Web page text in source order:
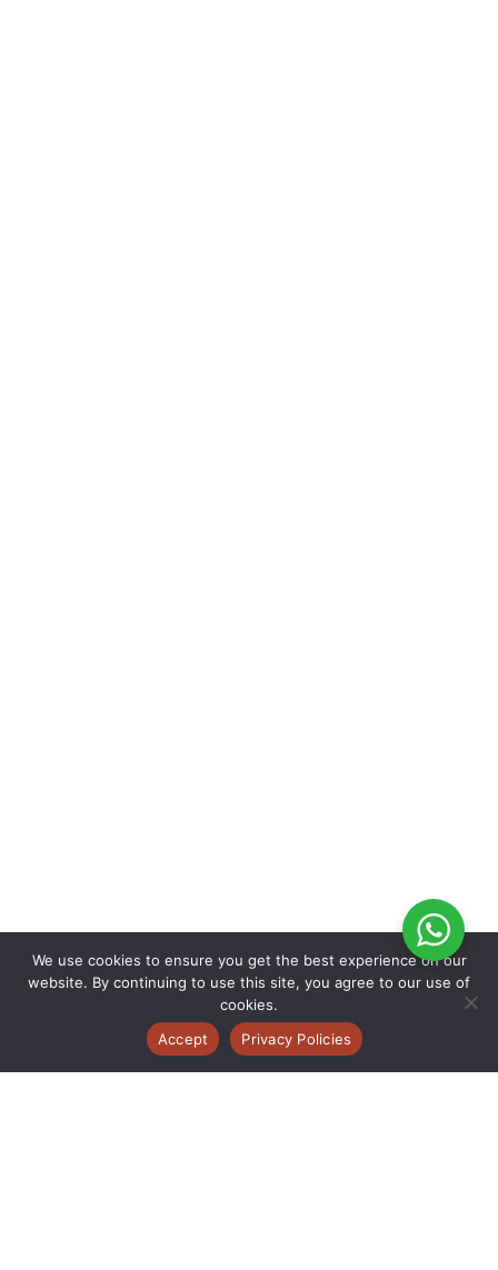
We use cookies to ensure you get the best experience on our
website. By continuing to use this site, you agree to our use of
cookies.
Accept
Privacy Policies